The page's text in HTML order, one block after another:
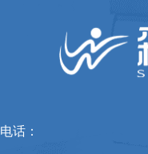
电话：